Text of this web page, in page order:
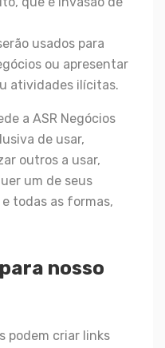
usados para
ou apresentar
atividades ilícitas.
a ASR Negócios
de usar,
outros a usar,
um de seus
todas as formas,
nosso
podem criar links